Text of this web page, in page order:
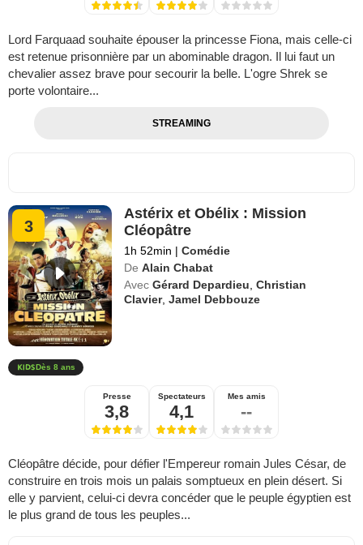
Lord Farquaad souhaite épouser la princesse Fiona, mais celle-ci
est retenue prisonnière par un abominable dragon. Il lui faut un
chevalier assez brave pour secourir la belle. L'ogre Shrek se
porte volontaire...
STREAMING
3
Astérix et Obélix : Mission
Cléopâtre
1h 52min | Comédie
De Alain Chabat
Avec Gérard Depardieu ,Christian
Clavier,Jamel Debbouze
Dès 8 ans
Presse
3,8
Spectateurs
4,1
Mes amis
--
Cléopâtre décide, pour défier l'Empereur romain Jules César, de
construire en trois mois un palais somptueux en plein désert. Si
elle y parvient, celui-ci devra concéder que le peuple égyptien est
le plus grand de tous les peuples...